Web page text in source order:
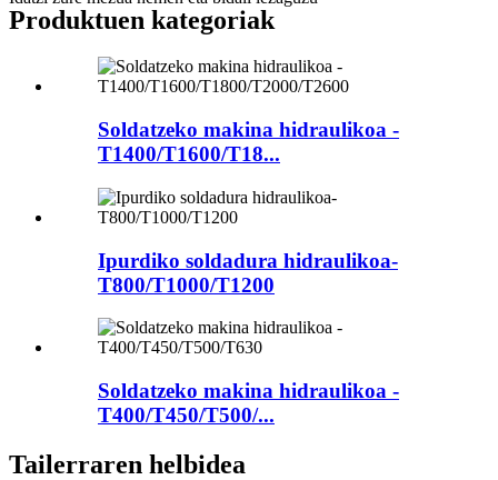
Produktuen kategoriak
Soldatzeko makina hidraulikoa -
T1400/T1600/T18...
Ipurdiko soldadura hidraulikoa-
T800/T1000/T1200
Soldatzeko makina hidraulikoa -
T400/T450/T500/...
Tailerraren helbidea